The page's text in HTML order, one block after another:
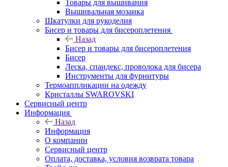
Товары для вышивания
Вышивальная мозаика
Шкатулки для рукоделия
Бисер и товары для бисероплетения
Назад
Бисер и товары для бисероплетения
Бисер
Леска, спандекс, проволока для бисера
Инструменты для фурнитуры
Термоаппликации на одежду
Кристаллы SWAROVSKI
Сервисный центр
Информация
Назад
Информация
О компании
Сервисный центр
Оплата, доставка, условия возврата товара